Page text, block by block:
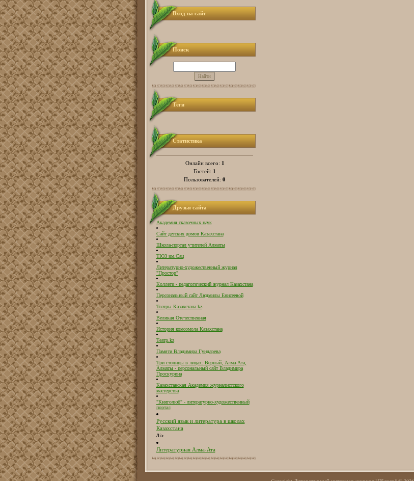
Вход на сайт
Поиск
Теги
Статистика
Онлайн всего: 1
Гостей: 1
Пользователей: 0
Друзья сайта
Академия сказочных наук
Сайт детских домов Казахстана
Школа-портал учителей Алматы
ТЮЗ им.Сац
Литературно-художественный журнал
"Простор"
Коллеги - педагогический журнал Казахстана
Персональный сайт Людмилы Енисеевой
Театры Казахстана.kz
Великая Отечественная
История комсомола Казахстана
Театр.kz
Памяти Владимира Гундарева
Три столицы в лицах: Верный, Алма-Ата,
Алматы - персональный сайт Владимира
Проскурина
Казахстанская Академия журналистского
мастерства
"Книголюб" - литературно-художественный
портал
Русский язык и литература в школах
Казахстана
/li>
Литературная Алма-Ата